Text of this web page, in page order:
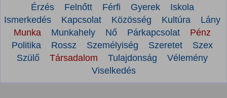
Érzés
Felnőtt Férfi Gyerek
Iskola
Ismerkedés
Kapcsolat Közösség Kultúra
Lány
Munka
Munkahely Nő Párkapcsolat
Pénz
Politika
Rossz Személyiség Szeretet
Szex
Szülő
Társadalom Tulajdonság
Vélemény
Viselkedés